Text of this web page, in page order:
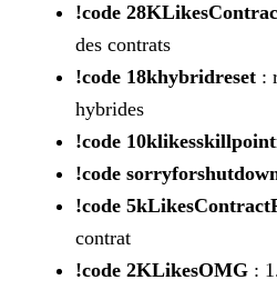
!code
des contrats
!code 18khybridreset :
hybrides
!code
!code
!code
contrat
!code 2KLikesOMG :